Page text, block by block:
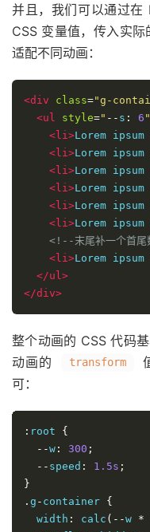
并且，我们可以通过
CSS 变量值，传入实
适配不同动画：
<div
class="g-
<ul
style=" -- s : 6 "
<li>Lorem ipsum
<li>Lorem ipsum
<li>Lorem ipsum
<li>Lorem ipsum
<li>Lorem ipsum
<li>Lorem ipsum
<!--末尾补一个首
<li>Lorem ipsum
</ul>
</div>
整个动画的 CSS 代码
动画的
transform
可：
: root {
--w : 300 ;
-- speed : 1.5s ;
}
. g - container {
width : calc (--w *